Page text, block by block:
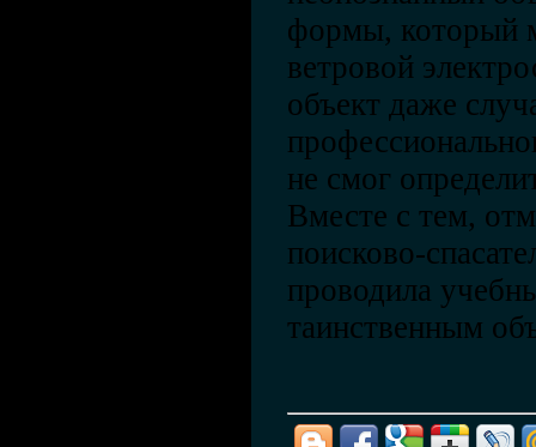
формы, который
ветровой
объект даже
не смог
Вместе с тем,
поисково-
проводила
таинственным